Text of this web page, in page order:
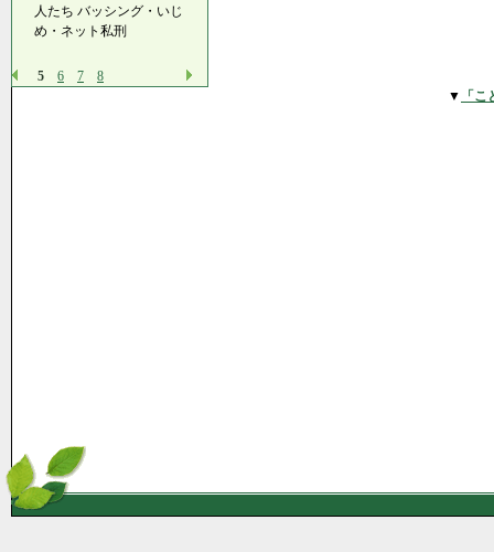
人たち バッシング・いじ
め・ネット私刑
5 6 7 8
▼ 「